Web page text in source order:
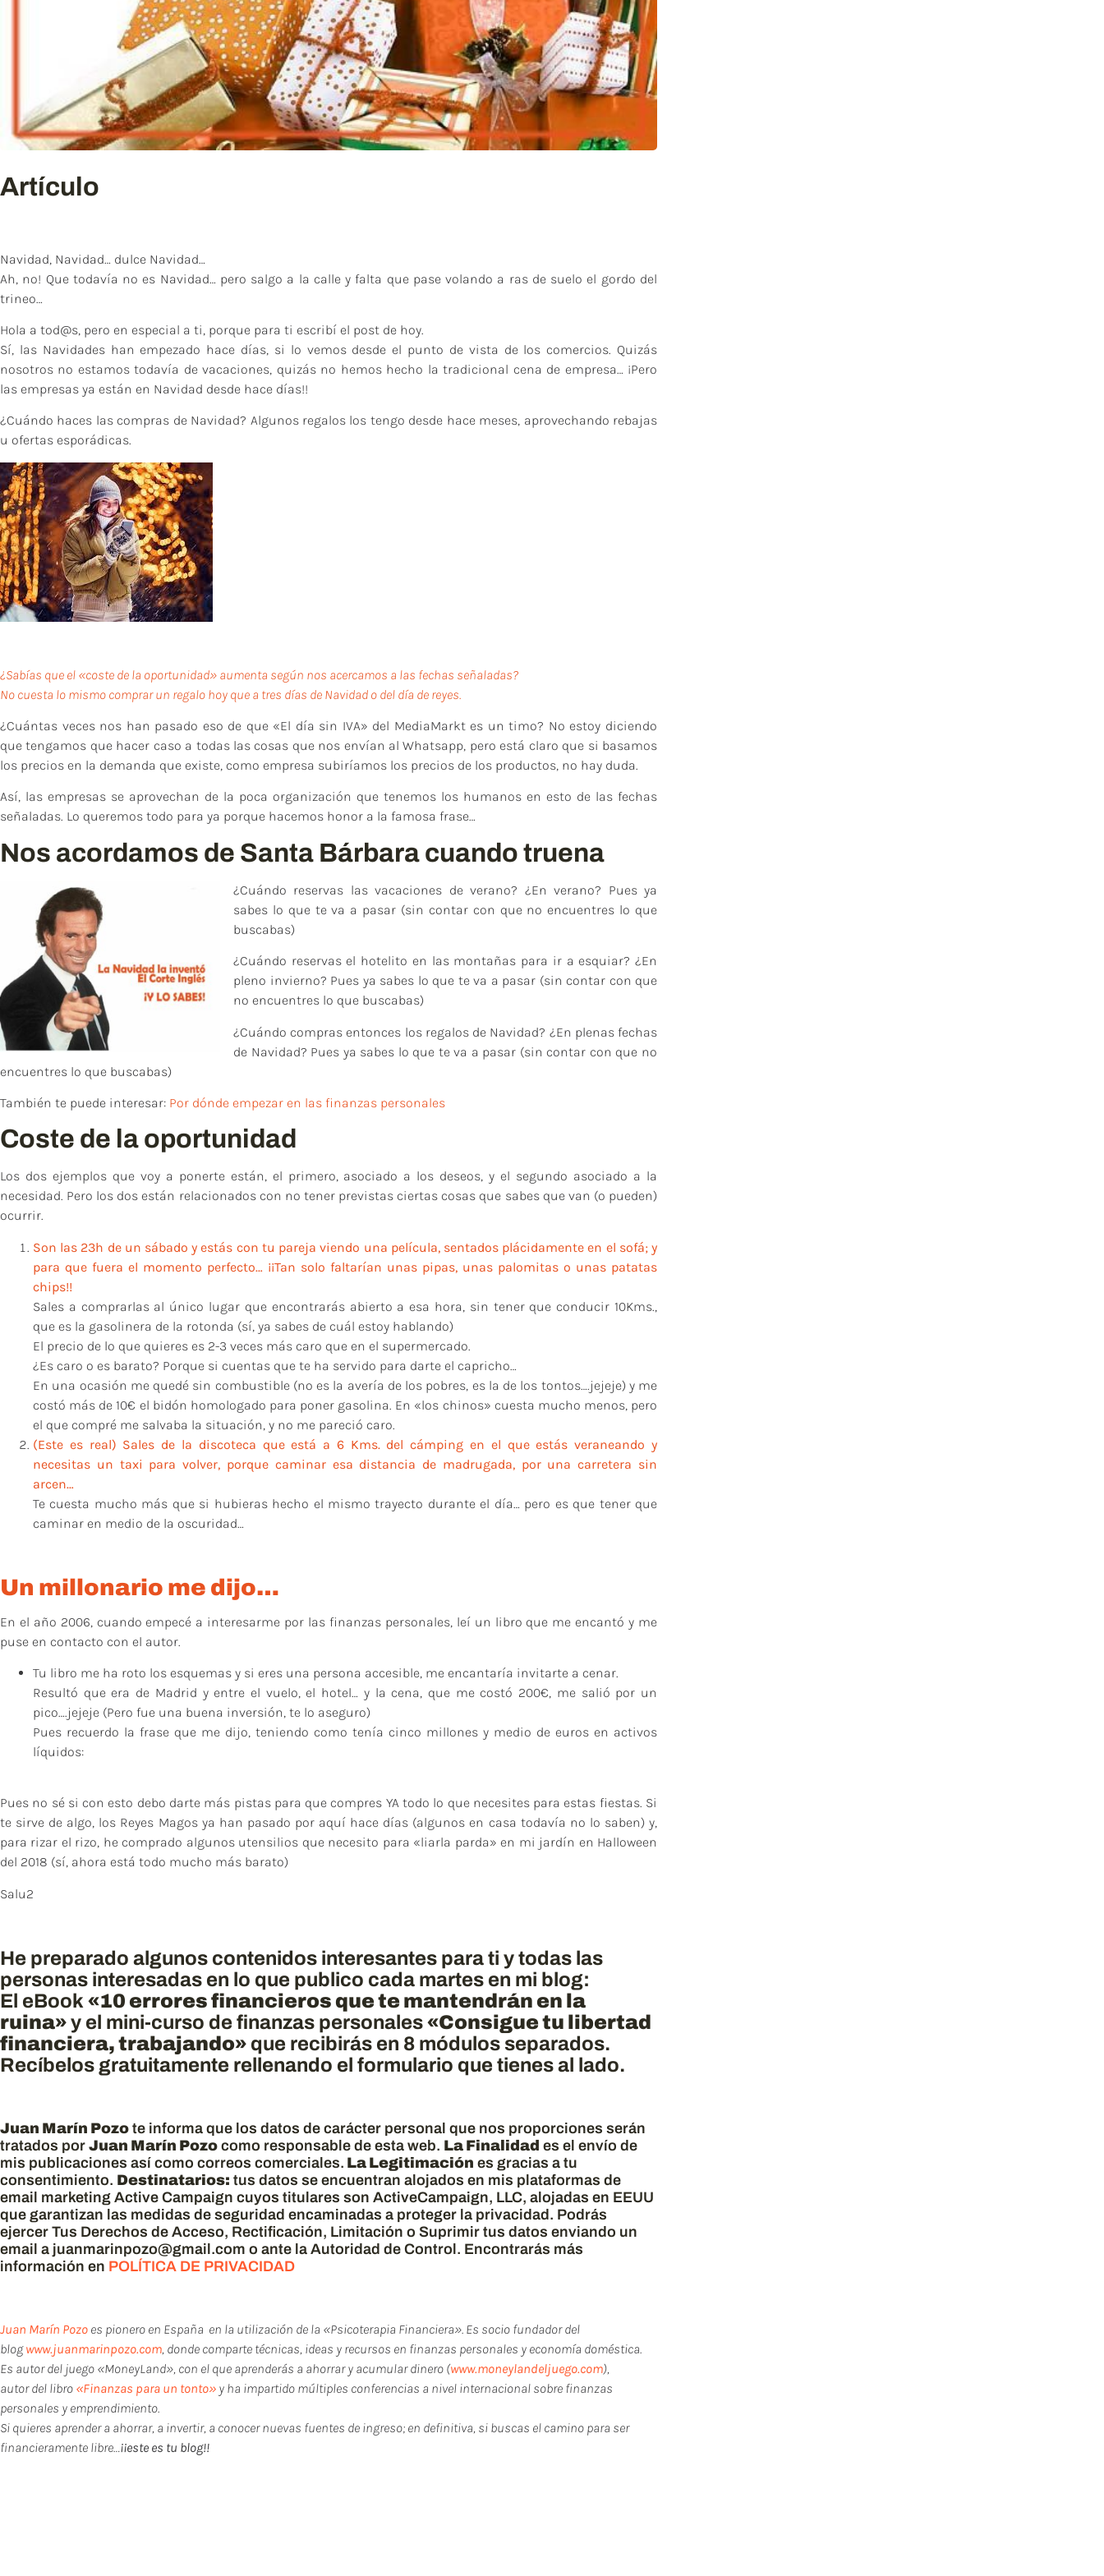
Artículo
Navidad, Navidad… dulce Navidad…
Ah, no! Que todavía no es Navidad… pero salgo a la calle y falta que pase volando a ras de suelo el gordo del
trineo…
Hola a tod@s, pero en especial a ti, porque para ti escribí el post de hoy.
Sí, las Navidades han empezado hace días, si lo vemos desde el punto de vista de los comercios. Quizás
nosotros no estamos todavía de vacaciones, quizás no hemos hecho la tradicional cena de empresa… ¡Pero
las empresas ya están en Navidad desde hace días!!
¿Cuándo haces las compras de Navidad? Algunos regalos los tengo desde hace meses, aprovechando rebajas
u ofertas esporádicas.
¿Sabías que el «coste de la oportunidad» aumenta según nos acercamos a las fechas señaladas?
No cuesta lo mismo comprar un regalo hoy que a tres días de Navidad o del día de reyes.
¿Cuántas veces nos han pasado eso de que «El día sin IVA» del MediaMarkt es un timo? No estoy diciendo
que tengamos que hacer caso a todas las cosas que nos envían al Whatsapp, pero está claro que si basamos
los precios en la demanda que existe, como empresa subiríamos los precios de los productos, no hay duda.
Así, las empresas se aprovechan de la poca organización que tenemos los humanos en esto de las fechas
señaladas. Lo queremos todo para ya porque hacemos honor a la famosa frase…
Nos acordamos de Santa Bárbara cuando truena
¿Cuándo reservas las vacaciones de verano? ¿En verano? Pues ya
sabes lo que te va a pasar (sin contar con que no encuentres lo que
buscabas)
¿Cuándo reservas el hotelito en las montañas para ir a esquiar? ¿En
pleno invierno? Pues ya sabes lo que te va a pasar (sin contar con que
no encuentres lo que buscabas)
¿Cuándo compras entonces los regalos de Navidad? ¿En plenas fechas
de Navidad? Pues ya sabes lo que te va a pasar (sin contar con que no
encuentres lo que buscabas)
También te puede interesar: Por dónde empezar en las finanzas personales
Coste de la oportunidad
Los dos ejemplos que voy a ponerte están, el primero, asociado a los deseos, y el segundo asociado a la
necesidad. Pero los dos están relacionados con no tener previstas ciertas cosas que sabes que van (o pueden)
ocurrir.
Son las 23h de un sábado y estás con tu pareja viendo una película, sentados plácidamente en el sofá; y
para que fuera el momento perfecto… ¡¡Tan solo faltarían unas pipas, unas palomitas o unas patatas
chips!!
Sales a comprarlas al único lugar que encontrarás abierto a esa hora, sin tener que conducir 10Kms.,
que es la gasolinera de la rotonda (sí, ya sabes de cuál estoy hablando)
El precio de lo que quieres es 2-3 veces más caro que en el supermercado.
¿Es caro o es barato? Porque si cuentas que te ha servido para darte el capricho…
En una ocasión me quedé sin combustible (no es la avería de los pobres, es la de los tontos….jejeje) y me
costó más de 10€ el bidón homologado para poner gasolina. En «los chinos» cuesta mucho menos, pero
el que compré me salvaba la situación, y no me pareció caro.
(Este es real) Sales de la discoteca que está a 6 Kms. del cámping en el que estás veraneando y
necesitas un taxi para volver, porque caminar esa distancia de madrugada, por una carretera sin
arcen…
Te cuesta mucho más que si hubieras hecho el mismo trayecto durante el día… pero es que tener que
caminar en medio de la oscuridad…
Un millonario me dijo…
En el año 2006, cuando empecé a interesarme por las finanzas personales, leí un libro que me encantó y me
puse en contacto con el autor.
Tu libro me ha roto los esquemas y si eres una persona accesible, me encantaría invitarte a cenar.
Resultó que era de Madrid y entre el vuelo, el hotel… y la cena, que me costó 200€, me salió por un
pico….jejeje (Pero fue una buena inversión, te lo aseguro)
Pues recuerdo la frase que me dijo, teniendo como tenía cinco millones y medio de euros en activos
líquidos:
Pues no sé si con esto debo darte más pistas para que compres YA todo lo que necesites para estas fiestas. Si
te sirve de algo, los Reyes Magos ya han pasado por aquí hace días (algunos en casa todavía no lo saben) y,
para rizar el rizo, he comprado algunos utensilios que necesito para «liarla parda» en mi jardín en Halloween
del 2018 (sí, ahora está todo mucho más barato)
Salu2
He preparado algunos contenidos interesantes para ti y todas las
personas interesadas en lo que publico cada martes en mi blog:
El eBook «10 errores financieros que te mantendrán en la
ruina»y el mini-curso de finanzas personales«Consigue tu libertad
financiera, trabajando» que recibirás en 8 módulos separados.
Recíbelos gratuitamente rellenando el formulario que tienes al lado.
Juan Marín Pozo te informa que los datos de carácter personal que nos proporciones serán
tratados por Juan Marín Pozo como responsable de esta web. La Finalidad es el envío de
mis publicaciones así como correos comerciales. La Legitimación es gracias a tu
consentimiento. Destinatarios: tus datos se encuentran alojados en mis plataformas de
email marketing Active Campaign cuyos titulares son ActiveCampaign, LLC, alojadas en EEUU
que garantizan las medidas de seguridad encaminadas a proteger la privacidad. Podrás
ejercer Tus Derechos de Acceso, Rectificación, Limitación o Suprimir tus datos enviando un
email a juanmarinpozo@gmail.com o ante la Autoridad de Control. Encontrarás más
información en POLÍTICA DE PRIVACIDAD
Juan Marín Pozo es pionero en España en la utilización de la «Psicoterapia Financiera». Es socio fundador del
blogwww.juanmarinpozo.com, donde comparte técnicas, ideas y recursos en finanzas personales y economía doméstica.
Es autor del juego «MoneyLand», con el que aprenderás a ahorrar y acumular dinero (www.moneylandeljuego.com),
autor del libro «Finanzas para un tonto» y ha impartido múltiples conferencias a nivel internacional sobre finanzas
personales y emprendimiento.
Si quieres aprender a ahorrar, a invertir, a conocer nuevas fuentes de ingreso; en definitiva, si buscas el camino para ser
financieramente libre…¡¡este es tu blog!!